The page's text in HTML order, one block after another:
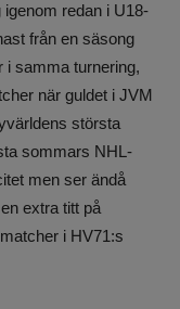
igenom redan i U18-
från en säsong
i samma turnering,
när guldet i JVM
största
sommars NHL-
men ser ändå
extra titt på
i HV71:s